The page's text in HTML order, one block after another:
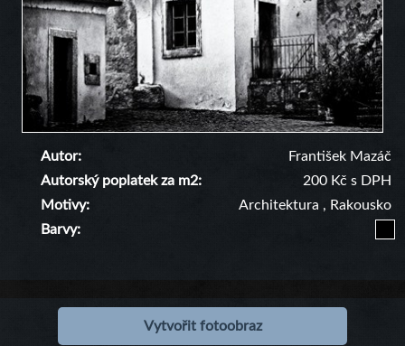
Autor
František Mazáč
Autorský poplatek za m2
200 Kč s DPH
Motivy
Architektura , Rakousko
Barvy
Vytvořit fotoobraz